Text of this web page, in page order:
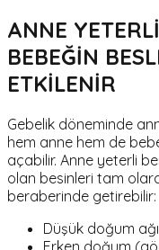
ANNE
BEBEĞİN
ETKİLENİR
Gebelik döneminde
hem anne hem de
açabilir. Anne yeterli
olan besinleri tam
beraberinde getirebilir:
Düşük doğum